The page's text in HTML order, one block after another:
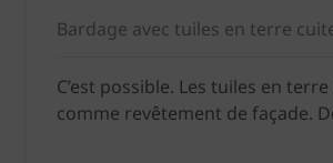
Bardage avec tuiles en terre
C’est possible. Les tuiles en
comme revêtement de façade.